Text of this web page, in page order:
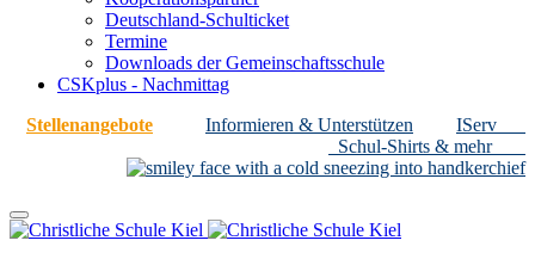
Deutschland-Schulticket
Termine
Downloads der Gemeinschaftsschule
CSKplus - Nachmittag
Stellenangebote
Informieren & Unterstützen
IServ
Schul-Shirts & mehr